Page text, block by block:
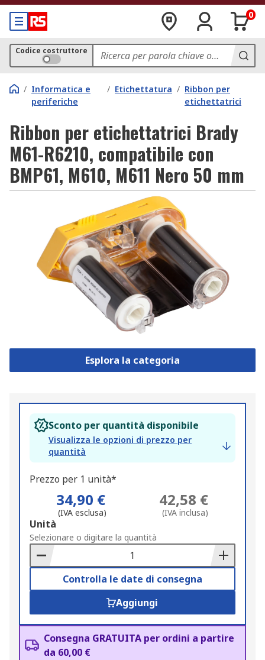
0
Codice costruttore
/ Informatica e
periferiche
/ Etichettatura / Ribbon per
etichettatrici
Ribbon per etichettatrici Brady
M61-R6210, compatibile con
BMP61, M610, M611 Nero 50 mm
Esplora la categoria
Sconto per quantità disponibile
Visualizza le opzioni di prezzo per
quantità
Prezzo per 1 unità*
34,90 €
(IVA esclusa)
42,58 €
(IVA inclusa)
Add
to
Basket
Unità
Selezionare o digitare la quantità
Controlla le date di consegna
Aggiungi
Consegna GRATUITA per ordini a partire
da 60,00 €